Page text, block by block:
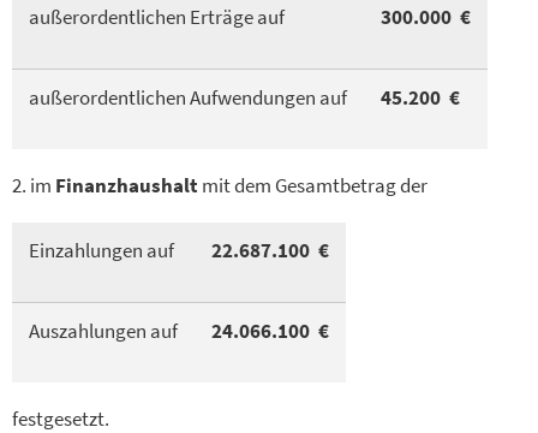
außerordentlichen Erträge auf 300.000 €
außerordentlichen Aufwendungen auf 45.200 €
2. im Finanzhaushalt mit dem Gesamtbetrag der
Einzahlungen auf 22.687.100 €
Auszahlungen auf 24.066.100 €
festgesetzt.